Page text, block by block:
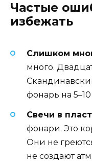
Частые
избежать
Слишком
много.
фонарь на
Свечи в
фонари. Это
Они не
не создают